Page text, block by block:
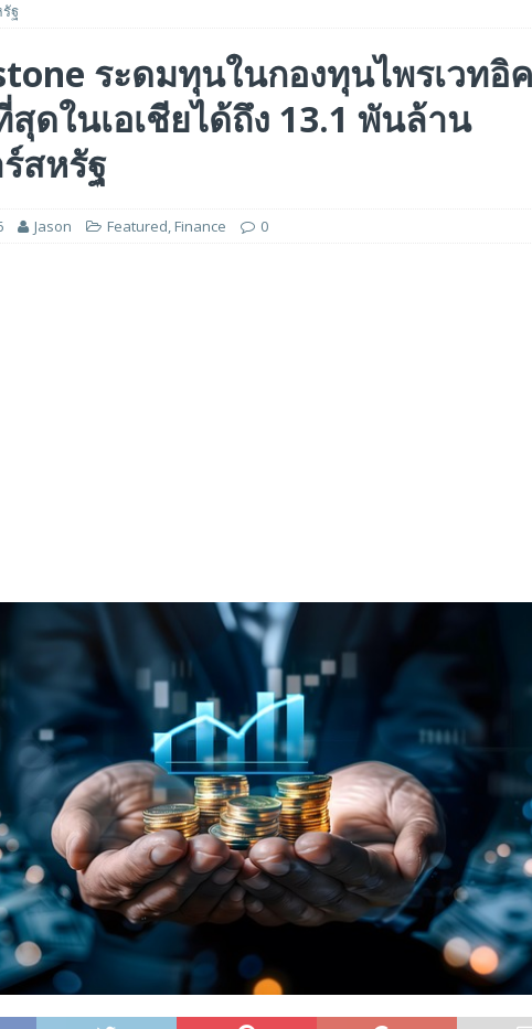
GP1 ที่มีความเร็ว IOPS สูงเป็นพิเศษสำหรับการใช้งานด้านปัญญาประดิษฐ์ (AI)
ฐ ด้วยมูลค่าบริษัท 2.1 พันล้านดอลลาร์สหรัฐ เพื่อขยายโครงสร้างพื้นฐานระดับ
การไตรมาสแรกปีงบประมาณ 2027 ที่ทำสถิติสูงสุด โดยมีกำไรพุ่งขึ้น 205% และ
ฐ
ระดมทุนในกองทุนไพรเวทอิ
ดในเอเชียได้ถึง 13.1 พันล้าน
สหรัฐ
Jason Featured, Finance 0